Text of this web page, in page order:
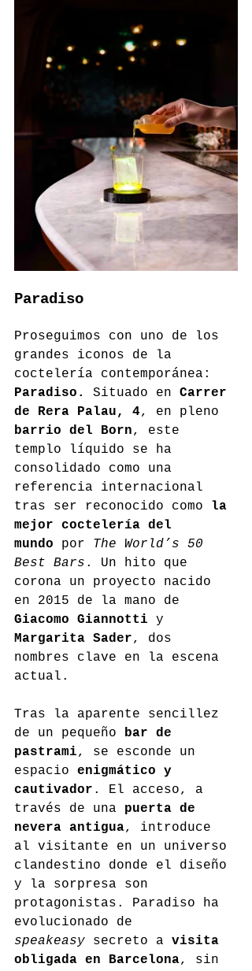
Paradiso
Proseguimos con uno de los
grandes iconos de la
coctelería contemporánea:
Paradiso.
Situado en Carrer
de Rera Palau, 4, en pleno
barrio del Born, este
templo líquido se ha
consolidado como una
referencia internacional
tras ser reconocido como la
mejor coctelería del
mundo por The World’s 50
Best Bars . Un hito que
corona un proyecto nacido
en 2015 de la mano de
Giacomo Giannotti y
Margarita Sader, dos
nombres clave en la escena
actual.
Tras la aparente sencillez
de un pequeño bar de
pastrami, se esconde un
espacio enigmático y
cautivador . El acceso, a
través de una puerta de
nevera antigua, introduce
al visitante en un universo
clandestino donde el diseño
y la sorpresa son
protagonistas. Paradiso ha
evolucionado de
speakeasy secreto a visita
obligada en Barcelona, sin